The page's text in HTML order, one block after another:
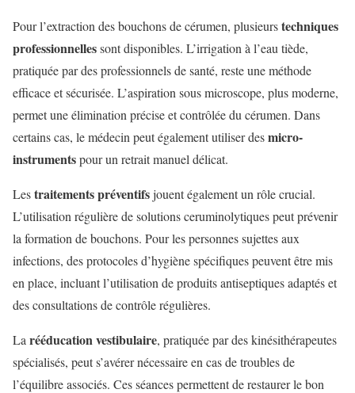
Pour l’extraction des bouchons de cérumen, plusieurstechniques
professionnellessont disponibles. L’irrigation à l’eau tiède,
pratiquée par des professionnels de santé, reste une méthode
efficace et sécurisée. L’aspiration sous microscope, plus moderne,
permet une élimination précise et contrôlée du cérumen. Dans
certains cas, le médecin peut également utiliser desmicro-
instrumentspour un retrait manuel délicat.
Lestraitements préventifsjouent également un rôle crucial.
L’utilisation régulière de solutions ceruminolytiques peut prévenir
la formation de bouchons. Pour les personnes sujettes aux
infections, des protocoles d’hygiène spécifiques peuvent être mis
en place, incluant l’utilisation de produits antiseptiques adaptés et
des consultations de contrôle régulières.
La rééducation vestibulaire, pratiquée par des kinésithérapeutes
spécialisés, peut s’avérer nécessaire en cas de troubles de
l’équilibre associés. Ces séances permettent de restaurer le bon